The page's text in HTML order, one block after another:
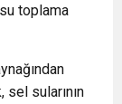
toplama
sularının